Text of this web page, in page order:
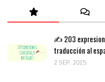
✍️ 203
traducción al
2 SEP, 2015